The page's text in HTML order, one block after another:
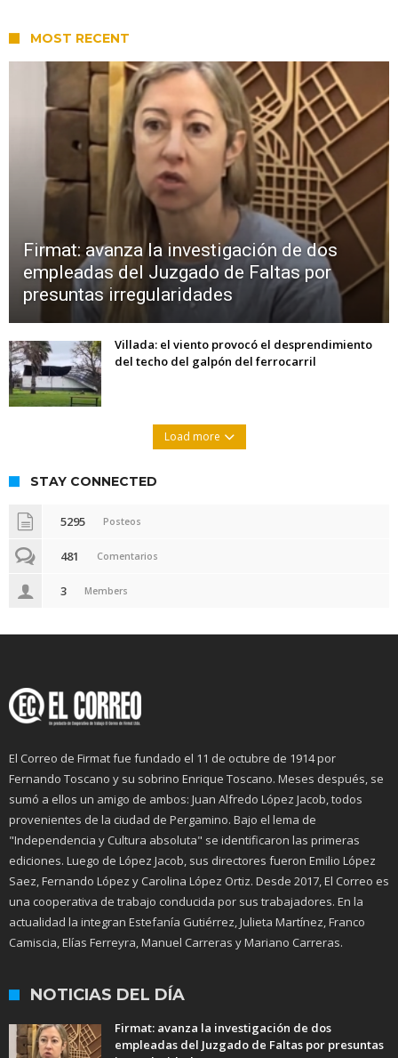
MOST RECENT
Firmat: avanza la investigación de dos
empleadas del Juzgado de Faltas por
presuntas irregularidades
Villada: el viento provocó el desprendimiento
del techo del galpón del ferrocarril
Load more
STAY CONNECTED
5295 Posteos
481 Comentarios
3 Members
El Correo de Firmat fue fundado el 11 de octubre de 1914 por
Fernando Toscano y su sobrino Enrique Toscano. Meses después, se
sumó a ellos un amigo de ambos: Juan Alfredo López Jacob, todos
provenientes de la ciudad de Pergamino. Bajo el lema de
"Independencia y Cultura absoluta" se identificaron las primeras
ediciones. Luego de López Jacob, sus directores fueron Emilio López
Saez, Fernando López y Carolina López Ortiz. Desde 2017, El Correo es
una cooperativa de trabajo conducida por sus trabajadores. En la
actualidad la integran Estefanía Gutiérrez, Julieta Martínez, Franco
Camiscia, Elías Ferreyra, Manuel Carreras y Mariano Carreras.
NOTICIAS DEL DÍA
Firmat: avanza la investigación de dos
empleadas del Juzgado de Faltas por presuntas